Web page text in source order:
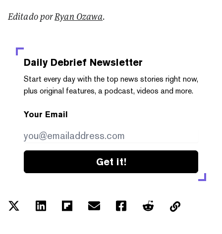
Editado porRyan Ozawa.
Daily Debrief Newsletter
Start every day with the top news stories right now,
plus original features, a podcast, videos and more.
Your Email
Get it!